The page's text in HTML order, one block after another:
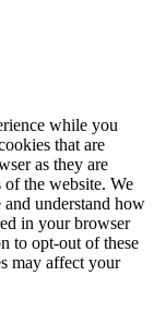
while you
that are
as they are
the website. We
understand how
in your browser
to opt-out of these
may affect your